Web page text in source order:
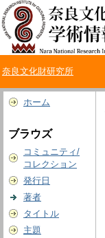
奈良文化財研究所
ホーム
ブラウズ
コミュニティ/
コレクション
発行日
著者
タイトル
主題